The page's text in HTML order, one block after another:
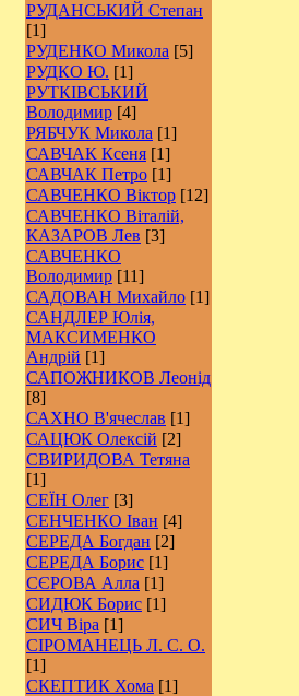
РУДАНСЬКИЙ Степан
[1]
РУДЕНКО Микола [5]
РУДКО Ю. [1]
РУТКІВСЬКИЙ
Володимир [4]
РЯБЧУК Микола [1]
САВЧАК Ксеня [1]
САВЧАК Петро [1]
САВЧЕНКО Віктор [12]
САВЧЕНКО Віталій,
КАЗАРОВ Лев [3]
САВЧЕНКО
Володимир [11]
САДОВАН Михайло [1]
САНДЛЕР Юлія,
МАКСИМЕНКО
Андрій [1]
САПОЖНИКОВ Леонід
[8]
САХНО В'ячеслав [1]
САЦЮК Олексій [2]
СВИРИДОВА Тетяна
[1]
СЕЇН Олег [3]
СЕНЧЕНКО Іван [4]
СЕРЕДА Богдан [2]
СЕРЕДА Борис [1]
СЄРОВА Алла [1]
СИДЮК Борис [1]
СИЧ Віра [1]
СІРОМАНЕЦЬ Л. С. О.
[1]
СКЕПТИК Хома [1]